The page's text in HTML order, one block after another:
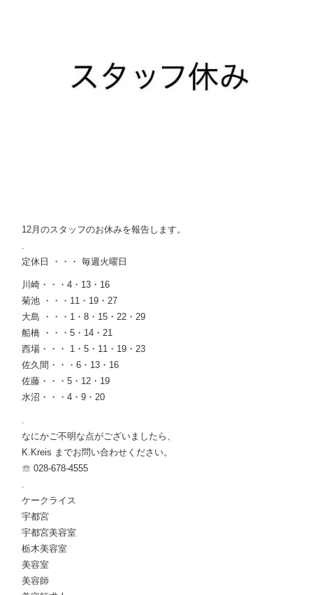
12月のスタッフのお休みを報告します。
定休日 ・・・ 毎週火曜日
川崎・・・4・13・16
菊池 ・・・11・19・27
大島 ・・・1・8・15・22・29
船橋 ・・・5・14・21
西場・・・ 1・5・11・19・23
佐久間・・・6・13・16
佐藤・・・5・12・19
水沼・・・4・9・20
なにかご不明な点がございましたら、
K.Kreis までお問い合わせください。
☏ 028-678-4555
ケークライス
宇都宮
宇都宮美容室
栃木美容室
美容室
美容師